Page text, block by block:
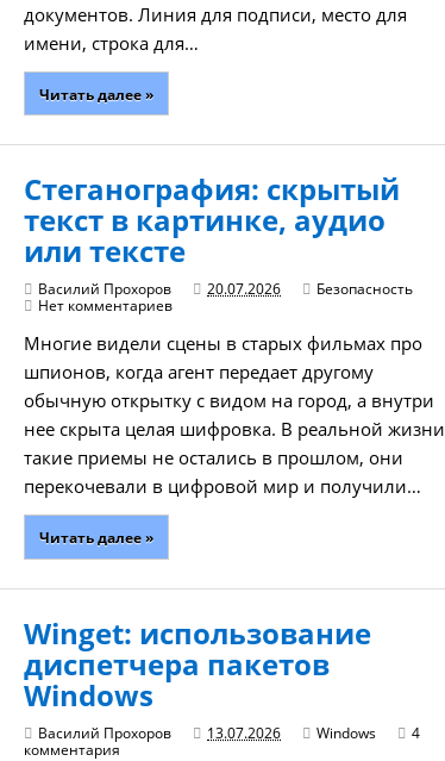
документов. Линия для подписи, место для
имени, строка для…
Читать далее »
Стеганография: скрытый
текст в картинке, аудио
или тексте
Василий Прохоров 20.07.2026
Безопасность
Нет комментариев
Многие видели сцены в старых фильмах про
шпионов, когда агент передает другому
обычную открытку с видом на город, а внутри
нее скрыта целая шифровка. В реальной жизни
такие приемы не остались в прошлом, они
перекочевали в цифровой мир и получили…
Читать далее »
Winget: использование
диспетчера пакетов
Windows
Василий Прохоров 13.07.2026 Windows
4
комментария